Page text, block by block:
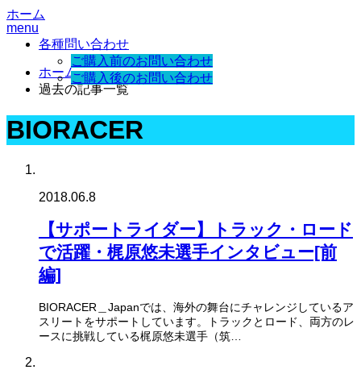
ホーム
各種問い合わせ
ご購入前のお問い合わせ
ご購入後のお問い合わせ
menu
ホーム
過去の記事一覧
BIORACER
2018.06.8
【サポートライダー】トラック・ロード
で活躍・梶原悠未選手インタビュー[前
編]
BIORACER＿Japanでは、海外の舞台にチャレンジしているア
スリートをサポートしています。トラックとロード、両方のレ
ースに挑戦している梶原悠未選手（筑…